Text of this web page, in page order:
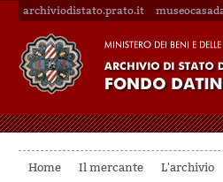
archiviodistato.prato.it
Home Il mercante L'archivio